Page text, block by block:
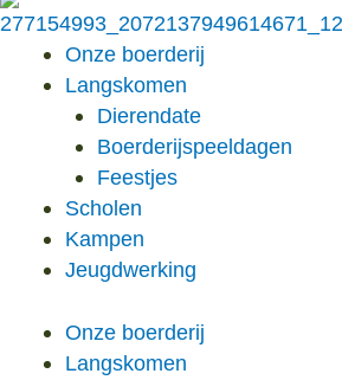
Onze boerderij
Langskomen
Dierendate
Boerderijspeeldagen
Feestjes
Scholen
Kampen
Jeugdwerking
Onze boerderij
Langskomen